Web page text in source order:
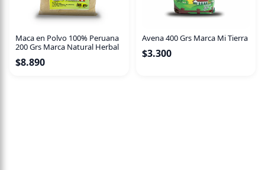
Maca en Polvo 100% Peruana
200 Grs Marca Natural Herbal
$8.890
Avena 400 Grs Marca Mi Tierra
$3.300